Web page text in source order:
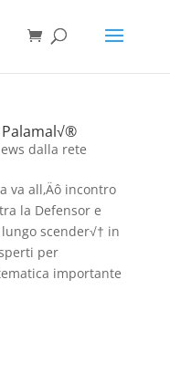
dalla rete
va all‚Äô incontro
la Defensor e
scender√† in
per
importante